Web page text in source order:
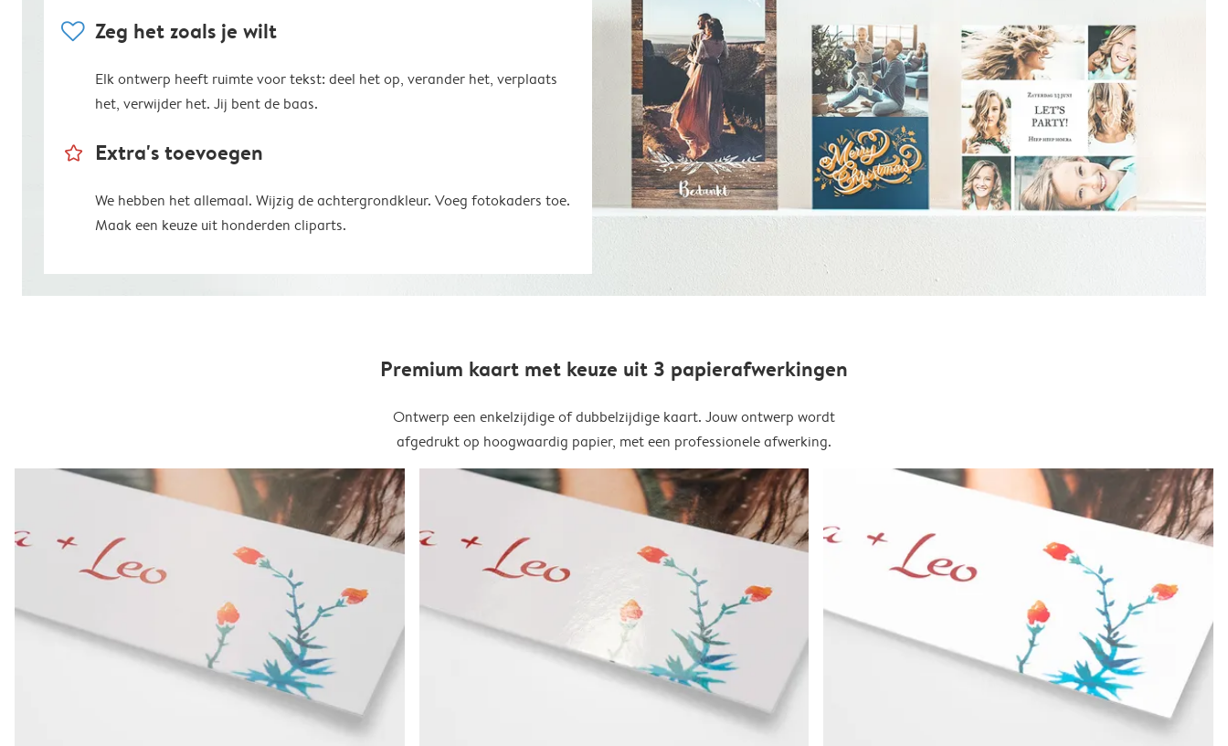
heart Zeg het zoals je wilt
Elk ontwerp heeft ruimte voor tekst: deel het op, verander het, verplaats
het, verwijder het. Jij bent de baas.
star_outline Extra's toevoegen
We hebben het allemaal. Wijzig de achtergrondkleur. Voeg fotokaders toe.
Maak een keuze uit honderden cliparts.
Premium kaart met keuze uit 3 papierafwerkingen
Ontwerp een enkelzijdige of dubbelzijdige kaart. Jouw ontwerp wordt
afgedrukt op hoogwaardig papier, met een professionele afwerking.